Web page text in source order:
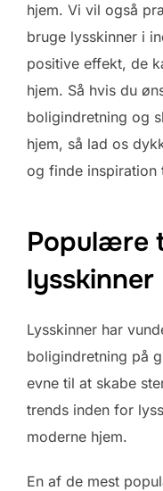
hjem. Vi vil også
bruge lysskinner i
positive effekt, de
hjem. Så hvis du
boligindretning og
hjem, så lad os
og finde inspiration
Populære
lysskinner
Lysskinner har
boligindretning på
evne til at skabe
trends inden for
moderne hjem.
En af de mest